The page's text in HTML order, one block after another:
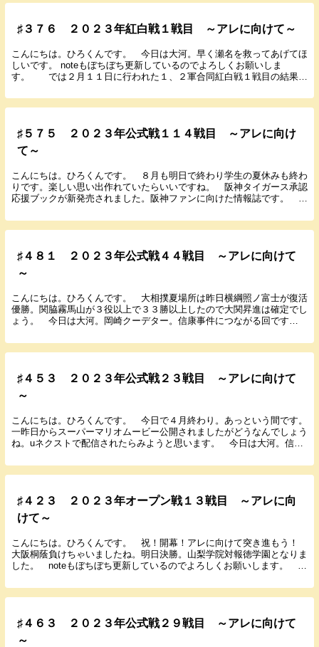
♯３７６ ２０２３年紅白戦１戦目 ～アレに向けて～
こんにちは。ひろくんです。 今日は大河。早く瀬名を救ってあげてほ
しいです。 noteもぼちぼち更新しているのでよろしくお願いしま
す。 では２月１１日に行われた１、２軍合同紅白戦１戦目の結果と
♯５７５ ２０２３年公式戦１１４戦目 ～アレに向け
て～
こんにちは。ひろくんです。 ８月も明日で終わり学生の夏休みも終わ
りです。楽しい思い出作れていたらいいですね。 阪神タイガース承認
応援ブックが新発売されました。阪神ファンに向けた情報誌です。
♯４８１ ２０２３年公式戦４４戦目 ～アレに向けて
～
こんにちは。ひろくんです。 大相撲夏場所は昨日横綱照ノ富士が復活
優勝。関脇霧馬山が３役以上で３３勝以上したので大関昇進は確定でし
ょう。 今日は大河。岡崎クーデター。信康事件につながる回です
♯４５３ ２０２３年公式戦２３戦目 ～アレに向けて
～
こんにちは。ひろくんです。 今日で４月終わり。あっという間です。
一昨日からスーパーマリオムービー公開されましたがどうなんでしょう
ね。uネクストで配信されたらみようと思います。 今日は大河。信玄
♯４２３ ２０２３年オープン戦１３戦目 ～アレに向
けて～
こんにちは。ひろくんです。 祝！開幕！アレに向けて突き進もう！
大阪桐蔭負けちゃいましたね。明日決勝。山梨学院対報徳学園となりま
した。 noteもぼちぼち更新しているのでよろしくお願いします。 で
♯４６３ ２０２３年公式戦２９戦目 ～アレに向けて
～